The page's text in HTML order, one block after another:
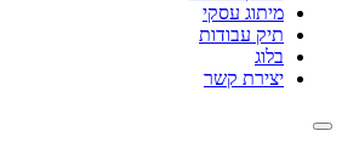
מיתוג עסקי
תיק עבודות
בלוג
יצירת קשר